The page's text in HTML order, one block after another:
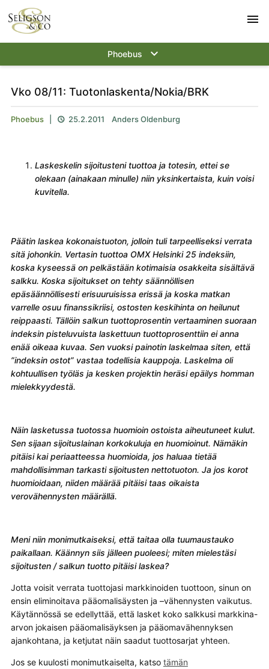
menu
Phoebus keyboard_arrow_down
Vko 08/11: Tuotonlaskenta/Nokia/BRK
Phoebus 25.2.2011 Anders Oldenburg
Laskeskelin sijoitusteni tuottoa ja totesin, ettei se
olekaan (ainakaan minulle) niin yksinkertaista, kuin voisi
kuvitella.
Päätin laskea kokonaistuoton, jolloin tuli tarpeelliseksi verrata
sitä johonkin. Vertasin tuottoa OMX Helsinki 25 indeksiin,
koska kyseessä on pelkästään kotimaisia osakkeita sisältävä
salkku. Koska sijoitukset on tehty säännöllisen
epäsäännöllisesti erisuuruisissa erissä ja koska matkan
varrelle osuu finanssikriisi, ostosten keskihinta on heilunut
reippaasti. Tällöin salkun tuottoprosentin vertaaminen suoraan
indeksin pisteluvuista laskettuun tuottoprosenttiin ei anna
enää oikeaa kuvaa. Sen vuoksi painotin laskelmaa siten, että
”indeksin ostot” vastaa todellisia kauppoja. Laskelma oli
kohtuullisen työläs ja kesken projektin heräsi epäilys homman
mielekkyydestä.
Näin lasketussa tuotossa huomioin ostoista aiheutuneet kulut.
Sen sijaan sijoituslainan korkokuluja en huomioinut. Nämäkin
pitäisi kai periaatteessa huomioida, jos haluaa tietää
mahdollisimman tarkasti sijoitusten nettotuoton. Ja jos korot
huomioidaan, niiden määrää pitäisi taas oikaista
verovähennysten määrällä.
Meni niin monimutkaiseksi, että taitaa olla tuumaustauko
paikallaan. Käännyn siis jälleen puoleesi; miten mielestäsi
sijoitusten / salkun tuotto pitäisi laskea?
Jotta voisit verrata tuottojasi markkinoiden tuottoon, sinun on
ensin eliminoitava pääomalisäysten ja –vähennysten vaikutus.
Käytännössä se edellyttää, että lasket koko salkkusi markkina-
arvon jokaisen pääomalisäyksen ja pääomavähennyksen
ajankohtana, ja ketjutat näin saadut tuottosarjat yhteen.
Jos se kuulosti monimutkaiselta, katso tämän